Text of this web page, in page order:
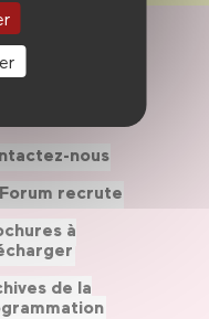
nous
recrute
à
de la